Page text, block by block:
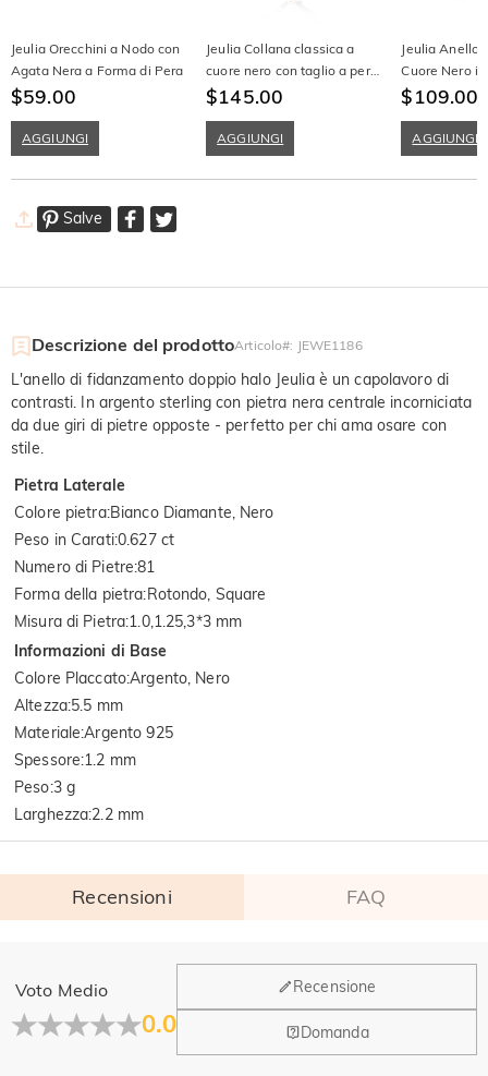
Jeulia Orecchini a Nodo con
Agata Nera a Forma di Pera
$59.00
AGGIUNGI
Jeulia Collana classica a
cuore nero con taglio a pera
in argento sterling
$145.00
AGGIUNGI
Jeulia Anello
Cuore Nero
Sterling
$109.00
AGGIUNGI
Salve
Descrizione del prodottoArticolo#: JEWE1186
L'anello di fidanzamento doppio halo Jeulia è un capolavoro di
contrasti. In argento sterling con pietra nera centrale incorniciata
da due giri di pietre opposte - perfetto per chi ama osare con
stile.
Pietra Laterale
Colore pietra:Bianco Diamante, Nero
Peso in Carati:0.627 ct
Numero di Pietre:81
Forma della pietra:Rotondo, Square
Misura di Pietra:1.0,1.25,3*3 mm
Informazioni di Base
Colore Placcato:Argento, Nero
Altezza:5.5 mm
Materiale:Argento 925
Spessore:1.2 mm
Peso:3 g
Larghezza:2.2 mm
Recensioni FAQ
Voto Medio
0.0
Recensione
Domanda
Generale
Dove si trova la tua azienda?
La sede principale è a Los Angeles, in California, mentre il